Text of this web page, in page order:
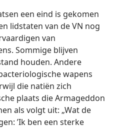
een eind is gekomen
lidstaten van de VN nog
van
Sommige blijven
houden. Andere
wapens
die natiën zich
plaats die Armageddon
als volgt uit: „Wat de
’Ik ben een sterke